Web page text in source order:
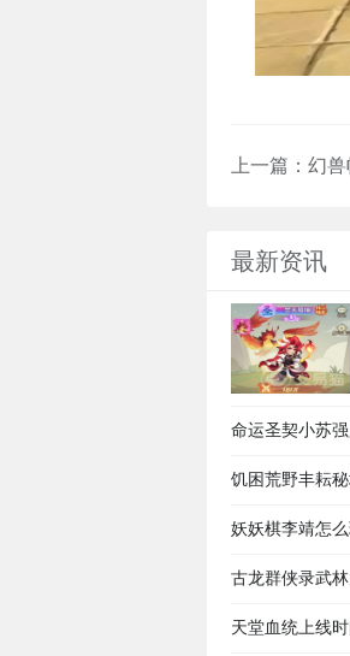
上一篇：
最新资讯
命运圣契小苏强
圣契小苏实战表
位详解
饥困荒野丰耘秘
困荒野丰耘秘境
指南与资源获
妖妖棋李靖怎么
李靖角色技能解
巧指南
古龙群侠录武林
荐 古龙群侠录
天堂血统上线时